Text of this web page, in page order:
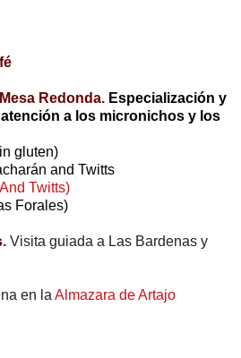
Redonda. Especialización y
a los micronichos y los
gluten)
and Twitts
Twitts)
Forales)
Visita guiada a Las Bardenas y
en laAlmazara de Artajo